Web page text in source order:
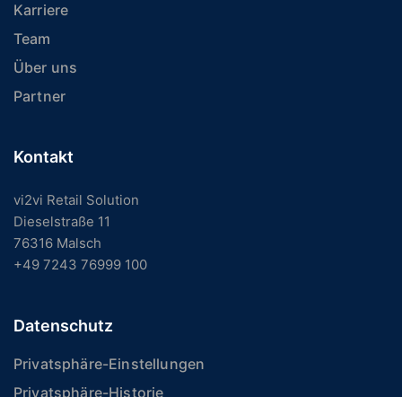
Karriere
Team
Über uns
Partner
Kontakt
vi2vi Retail Solution
Dieselstraße 11
76316 Malsch
+49 7243 76999 100
Datenschutz
Privatsphäre-Einstellungen
Privatsphäre-Historie